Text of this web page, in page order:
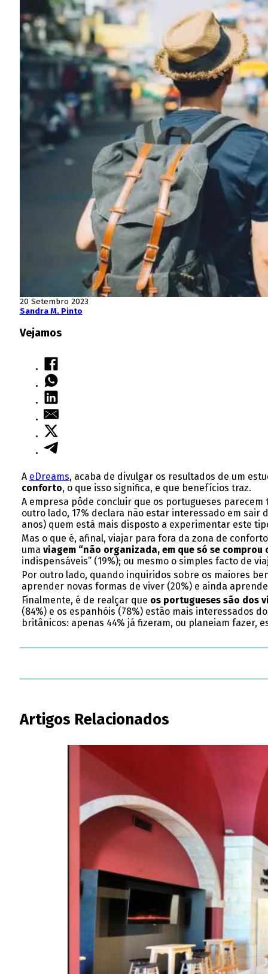
20 Setembro 2023
Sandra M. Pinto
Vejamos
A eDreams, acaba de divulgar os resultados de um
conforto, o que isso significa, e que benefícios traz.
A empresa pôde concluir que os portugueses
outro lado, 17% declara não estar interessado em sair
anos) quem está mais disposto a experimentar este
Mas o que é, afinal, viajar para fora da zona de
uma viagem “não organizada, em que só se
indispensáveis” (19%); ou mesmo o simples facto de
Por outro lado, quando inquiridos sobre os maiores
aprender novas formas de viver (20%) e ainda
Finalmente, é de realçar que os portugueses são dos
(84%) e os espanhóis (78%) estão mais interessados
britânicos: apenas 44% já fizeram, ou planeiam fazer,
Artigos Relacionados